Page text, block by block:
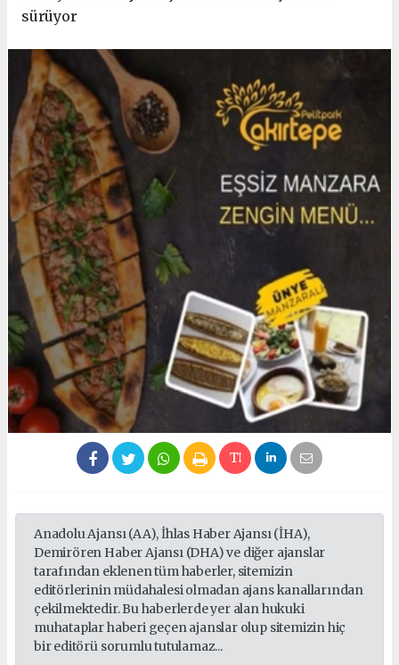
sürüyor
Anadolu Ajansı (AA), İhlas Haber Ajansı (İHA),
Demirören Haber Ajansı (DHA) ve diğer ajanslar
tarafından eklenen tüm haberler, sitemizin
editörlerinin müdahalesi olmadan ajans kanallarından
çekilmektedir. Bu haberlerde yer alan hukuki
muhataplar haberi geçen ajanslar olup sitemizin hiç
bir editörü sorumlu tutulamaz...